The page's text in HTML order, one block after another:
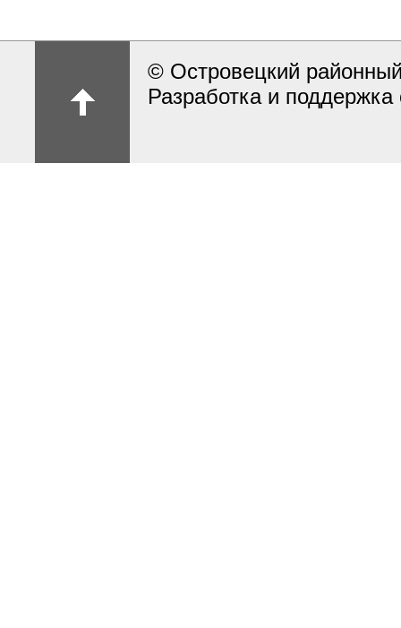
© Островецкий
Разработка и поддержка